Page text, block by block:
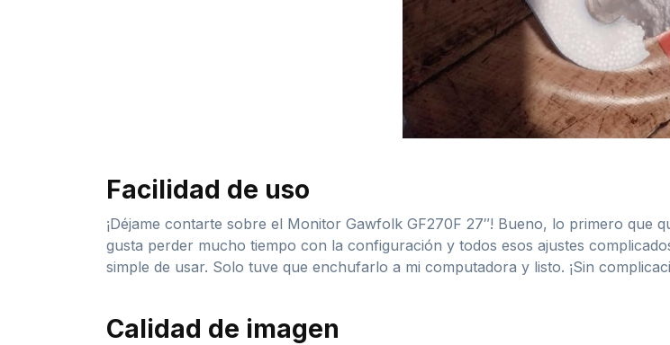
Facilidad de uso
¡Déjame contarte sobre el Monitor Gawfolk GF270F 27″! Bueno, lo primero
gusta perder mucho tiempo con la configuración y todos esos ajustes
simple de usar. Solo tuve que enchufarlo a mi computadora y listo. ¡Sin
Calidad de imagen